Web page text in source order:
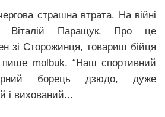
страшна втрата. На війні
Віталій Паращук. Про це
зі Сторожинця, товариш бійця
пише molbuk. “Наш спортивний
борець дзюдо, дуже
і вихований...